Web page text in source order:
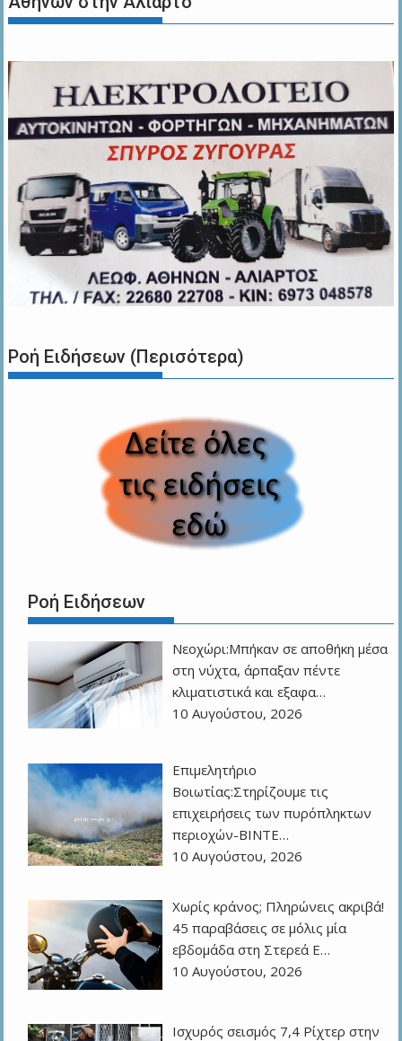
Ροή Ειδήσεων (Περισότερα)
Ροή Ειδήσεων
Νεοχώρι:Μπήκαν σε αποθήκη μέσα
στη νύχτα, άρπαξαν πέντε
κλιματιστικά και εξαφα…
10 Αυγούστου, 2026
Eπιμελητήριο
Βοιωτίας:Στηρίζουμε τις
επιχειρήσεις των πυρόπληκτων
περιοχών-ΒΙΝΤΕ…
10 Αυγούστου, 2026
Χωρίς κράνος; Πληρώνεις ακριβά!
45 παραβάσεις σε μόλις μία
εβδομάδα στη Στερεά Ε…
10 Αυγούστου, 2026
Ισχυρός σεισμός 7,4 Ρίχτερ στην